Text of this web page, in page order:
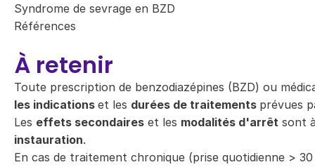
Syndrome de sevrage en BZD
Références
À retenir
Toute prescription de benzodiazépines (BZD) ou
les indications et les durées de traitements prévues
Les effets secondaires et les modalités d'arrêt sont
instauration.
En cas de traitement chronique (prise quotidienne >